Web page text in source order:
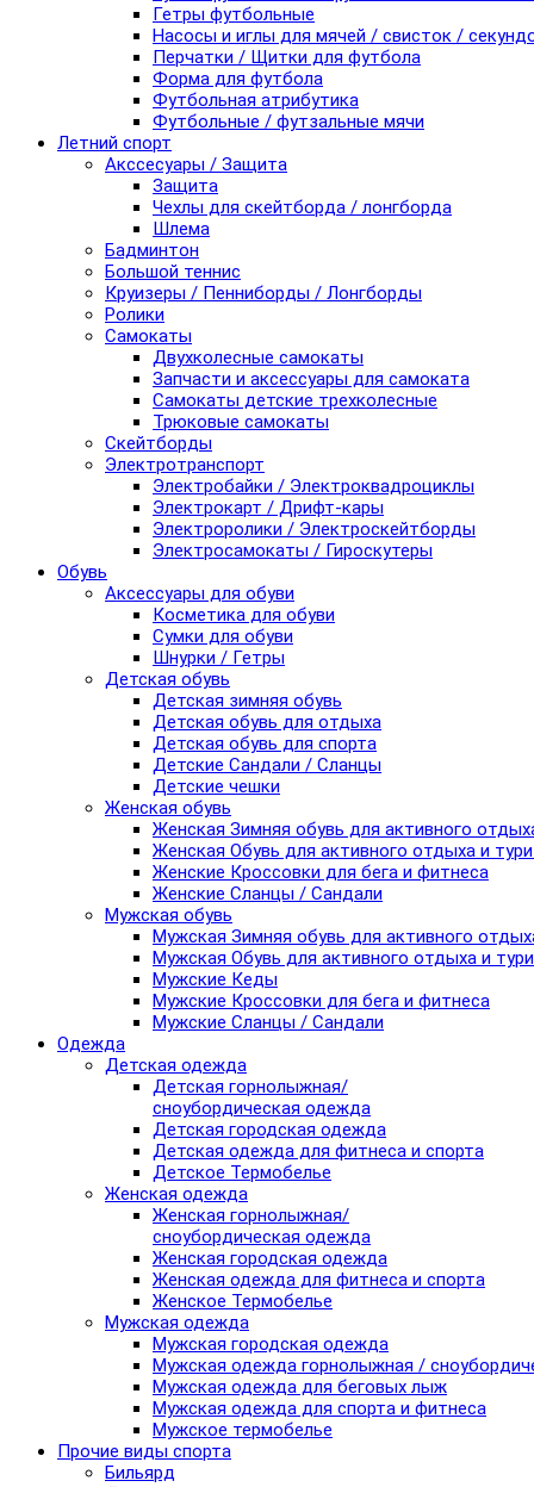
Гетры футбольные
Насосы и иглы для мячей / свисток /
Перчатки / Щитки для футбола
Форма для футбола
Футбольная атрибутика
Футбольные / футзальные мячи
Летний спорт
Акссесуары / Защита
Защита
Чехлы для скейтборда / лонгборда
Шлема
Бадминтон
Большой теннис
Круизеры / Пенниборды / Лонгборды
Ролики
Самокаты
Двухколесные самокаты
Запчасти и аксессуары для самоката
Самокаты детские трехколесные
Трюковые самокаты
Скейтборды
Электротранспорт
Электробайки / Электроквадроциклы
Электрокарт / Дрифт-кары
Электроролики / Электроскейтборды
Электросамокаты / Гироскутеры
Обувь
Аксессуары для обуви
Косметика для обуви
Сумки для обуви
Шнурки / Гетры
Детская обувь
Детская зимняя обувь
Детская обувь для отдыха
Детская обувь для спорта
Детские Сандали / Сланцы
Детские чешки
Женская обувь
Женская Зимняя обувь для активного
Женская Обувь для активного отдыха и
Женские Кроссовки для бега и фитнеса
Женские Сланцы / Сандали
Мужская обувь
Мужская Зимняя обувь для активного
Мужская Обувь для активного отдыха и
Мужские Кеды
Мужские Кроссовки для бега и фитнеса
Мужские Сланцы / Сандали
Одежда
Детская одежда
Детская горнолыжная/
сноубордическая одежда
Детская городская одежда
Детская одежда для фитнеса и спорта
Детское Термобелье
Женская одежда
Женская горнолыжная/
сноубордическая одежда
Женская городская одежда
Женская одежда для фитнеса и спорта
Женское Термобелье
Мужская одежда
Мужская городская одежда
Мужская одежда горнолыжная /
Мужская одежда для беговых лыж
Мужская одежда для спорта и фитнеса
Мужское термобелье
Прочие виды спорта
Бильярд